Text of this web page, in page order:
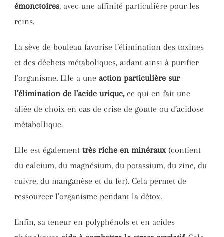
émonctoires, avec une affinité particulière pour les
reins.
La sève de bouleau favorise l’élimination des toxines
et des déchets métaboliques, aidant ainsi à purifier
l’organisme. Elle a une action particulière sur
l’élimination de l’acide urique,ce qui en fait une
aliée de choix en cas de crise de goutte ou d’acidose
métabollique.
Elle est également très riche en minéraux(contient
du calcium, du magnésium, du potassium, du zinc, du
cuivre, du manganèse et du fer). Cela permet de
ressourcer l’organisme pendant la détox.
Enfin, sa teneur en polyphénols et en acides